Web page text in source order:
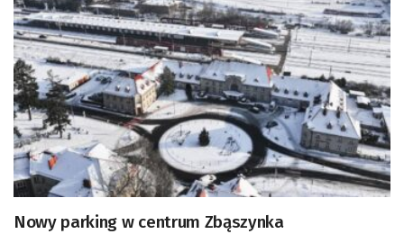
Nowy parking w centrum Zbąszynka